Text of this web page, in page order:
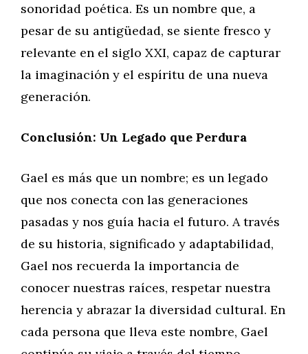
sonoridad poética. Es un nombre que, a
pesar de su antigüedad, se siente fresco y
relevante en el siglo XXI, capaz de capturar
la imaginación y el espíritu de una nueva
generación.
Conclusión: Un Legado que Perdura
Gael es más que un nombre; es un legado
que nos conecta con las generaciones
pasadas y nos guía hacia el futuro. A través
de su historia, significado y adaptabilidad,
Gael nos recuerda la importancia de
conocer nuestras raíces, respetar nuestra
herencia y abrazar la diversidad cultural. En
cada persona que lleva este nombre, Gael